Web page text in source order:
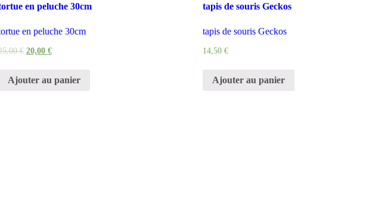
en peluche 30cm
en peluche 30cm
€ 20,00 €
Ajouter au panier
tapis de souris Geckos
tapis de souris Geckos
14,50 €
Ajouter au panier